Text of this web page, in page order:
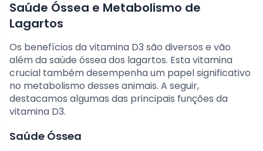
Saúde Óssea e Metabolismo de
Lagartos
Os benefícios da vitamina D3 são diversos e vão
além da saúde óssea dos lagartos. Esta vitamina
crucial também desempenha um papel significativo
no metabolismo desses animais. A seguir,
destacamos algumas das principais funções da
vitamina D3.
Saúde Óssea